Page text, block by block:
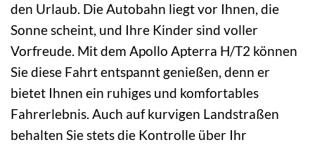
den Urlaub. Die Autobahn liegt vor Ihnen, die
Sonne scheint, und Ihre Kinder sind voller
Vorfreude. Mit dem Apollo Apterra H/T2 können
Sie diese Fahrt entspannt genießen, denn er
bietet Ihnen ein ruhiges und komfortables
Fahrerlebnis. Auch auf kurvigen Landstraßen
behalten Sie stets die Kontrolle über Ihr